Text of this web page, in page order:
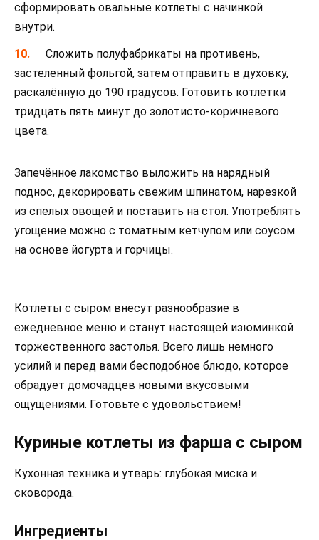
сформировать овальные котлеты с начинкой
внутри.
Сложить полуфабрикаты на противень,
застеленный фольгой, затем отправить в духовку,
раскалённую до 190 градусов. Готовить котлетки
тридцать пять минут до золотисто-коричневого
цвета.
Запечённое лакомство выложить на нарядный
поднос, декорировать свежим шпинатом, нарезкой
из спелых овощей и поставить на стол. Употреблять
угощение можно с томатным кетчупом или соусом
на основе йогурта и горчицы.
Котлеты с сыром внесут разнообразие в
ежедневное меню и станут настоящей изюминкой
торжественного застолья. Всего лишь немного
усилий и перед вами бесподобное блюдо, которое
обрадует домочадцев новыми вкусовыми
ощущениями. Готовьте с удовольствием!
Куриные котлеты из фарша с сыром
Кухонная техника и утварь: глубокая миска и
сковорода.
Ингредиенты